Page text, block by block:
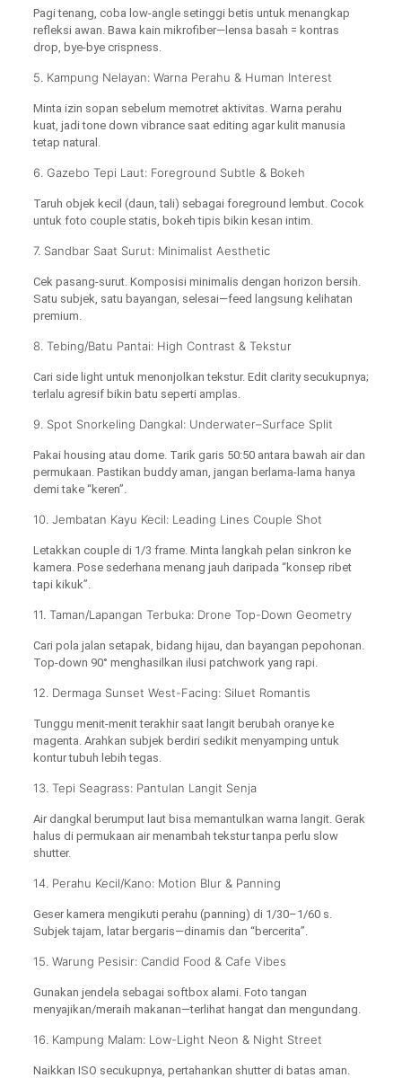
Pagi tenang, coba low-angle setinggi betis untuk menangkap
refleksi awan. Bawa kain mikrofiber—lensa basah = kontras
drop, bye-bye crispness.
5. Kampung Nelayan: Warna Perahu & Human Interest
Minta izin sopan sebelum memotret aktivitas. Warna perahu
kuat, jadi tone down vibrance saat editing agar kulit manusia
tetap natural.
6. Gazebo Tepi Laut: Foreground Subtle & Bokeh
Taruh objek kecil (daun, tali) sebagai foreground lembut. Cocok
untuk foto couple statis, bokeh tipis bikin kesan intim.
7. Sandbar Saat Surut: Minimalist Aesthetic
Cek pasang-surut. Komposisi minimalis dengan horizon bersih.
Satu subjek, satu bayangan, selesai—feed langsung kelihatan
premium.
8. Tebing/Batu Pantai: High Contrast & Tekstur
Cari side light untuk menonjolkan tekstur. Edit clarity secukupnya;
terlalu agresif bikin batu seperti amplas.
9. Spot Snorkeling Dangkal: Underwater–Surface Split
Pakai housing atau dome. Tarik garis 50:50 antara bawah air dan
permukaan. Pastikan buddy aman, jangan berlama-lama hanya
demi take “keren”.
10. Jembatan Kayu Kecil: Leading Lines Couple Shot
Letakkan couple di 1/3 frame. Minta langkah pelan sinkron ke
kamera. Pose sederhana menang jauh daripada “konsep ribet
tapi kikuk”.
11. Taman/Lapangan Terbuka: Drone Top-Down Geometry
Cari pola jalan setapak, bidang hijau, dan bayangan pepohonan.
Top-down 90° menghasilkan ilusi patchwork yang rapi.
12. Dermaga Sunset West-Facing: Siluet Romantis
Tunggu menit-menit terakhir saat langit berubah oranye ke
magenta. Arahkan subjek berdiri sedikit menyamping untuk
kontur tubuh lebih tegas.
13. Tepi Seagrass: Pantulan Langit Senja
Air dangkal berumput laut bisa memantulkan warna langit. Gerak
halus di permukaan air menambah tekstur tanpa perlu slow
shutter.
14. Perahu Kecil/Kano: Motion Blur & Panning
Geser kamera mengikuti perahu (panning) di 1/30–1/60 s.
Subjek tajam, latar bergaris—dinamis dan “bercerita”.
15. Warung Pesisir: Candid Food & Cafe Vibes
Gunakan jendela sebagai softbox alami. Foto tangan
menyajikan/meraih makanan—terlihat hangat dan mengundang.
16. Kampung Malam: Low-Light Neon & Night Street
Naikkan ISO secukupnya, pertahankan shutter di batas aman.